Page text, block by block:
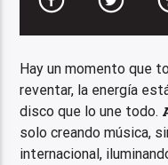
Hay un momento que
reventar, la energía
disco que lo une todo.
solo creando música,
internacional,